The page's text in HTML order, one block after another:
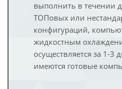
выполнить в течении
ТОПовых или
конфигураций,
жидкостным
осуществляется за 1-3
имеются готовые